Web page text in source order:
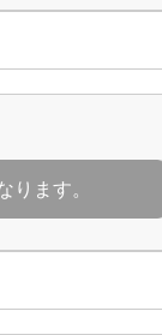
ます。